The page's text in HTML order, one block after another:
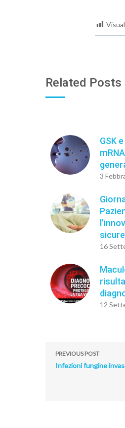
Related Posts
GSK
3
16
12
PREVIOUS POST
Infezioni fungine